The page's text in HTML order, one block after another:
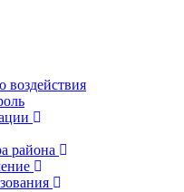
воздействия
района